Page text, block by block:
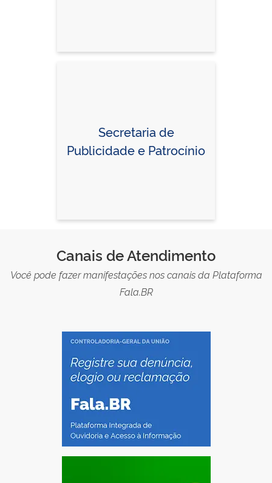
Secretaria de
Publicidade e Patrocínio
Canais de Atendimento
Você pode fazer manifestações nos canais da Plataforma
Fala.BR